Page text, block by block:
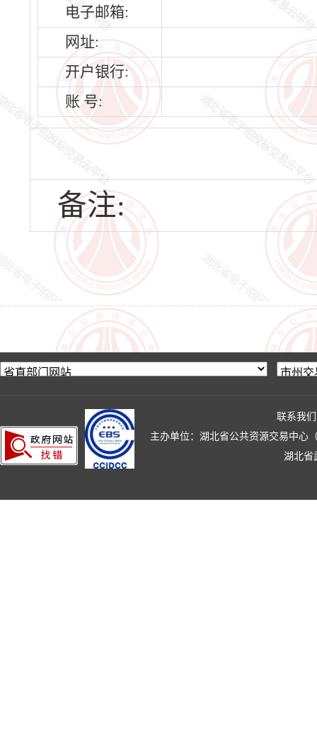
电子邮箱:
网址:
开户银行:
账 号:
备注:
联系我们
主办单位：湖北省公共资源交易中心
湖北省